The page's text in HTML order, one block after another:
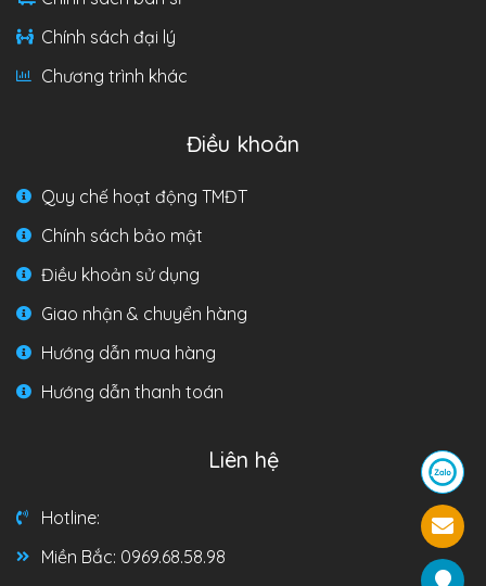
Chính sách đại lý
Chương trình khác
Điều khoản
Quy chế hoạt động TMĐT
Chính sách bảo mật
Điều khoản sử dụng
Giao nhận & chuyển hàng
Hướng dẫn mua hàng
Hướng dẫn thanh toán
Liên hệ
Hotline:
Miền Bắc: 0969.68.58.98